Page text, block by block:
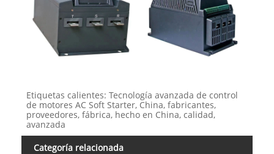
Etiquetas calientes: Tecnología avanzada de control
de motores AC Soft Starter, China, fabricantes,
proveedores, fábrica, hecho en China, calidad,
avanzada
Categoría relacionada